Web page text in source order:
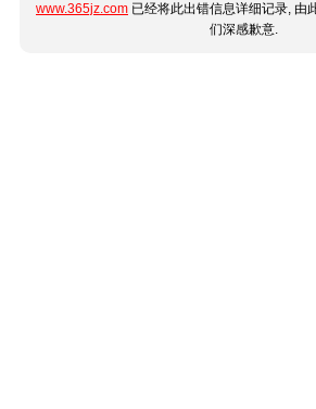
www.365jz.com 已经将此出错信息详细记录, 由
们深感歉意.